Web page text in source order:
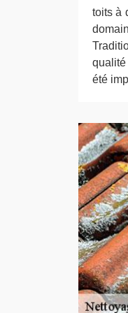
toits à
qualité
été